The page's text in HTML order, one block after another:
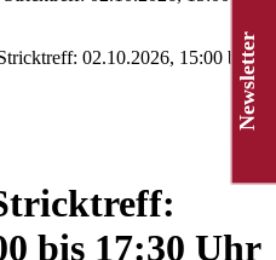
02.10.2026, 15:00 bis
bis 17:30 Uhr
Newsletter